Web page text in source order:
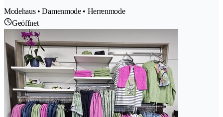
Modehaus • Damenmode • Herrenmode
Geöffnet